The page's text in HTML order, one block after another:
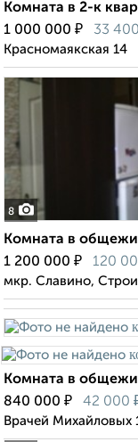
Комната в 2-к
1 000 000 ₽ 33 400
Красномаякская 14
8
Комната в
1 200 000 ₽ 120
мкр. Славино,
Комната в
840 000 ₽ 42 000
Врачей Михайловых